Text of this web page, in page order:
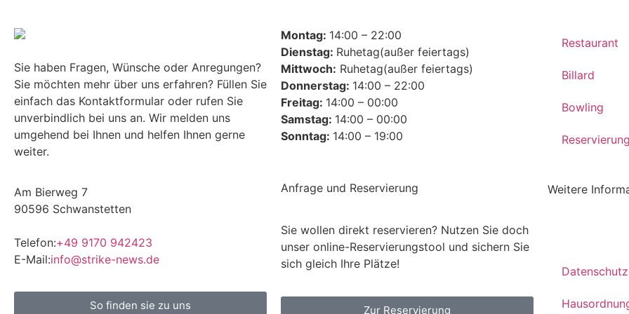
Sie haben Fragen, Wünsche oder Anregungen?
Sie möchten mehr über uns erfahren? Füllen Sie
einfach das Kontaktformular oder rufen Sie
unverbindlich bei uns an. Wir melden uns
umgehend bei Ihnen und helfen Ihnen gerne
weiter.
Am Bierweg 7
90596 Schwanstetten
Telefon:+49 9170 942423
E-Mail:info@strike-news.de
So finden sie zu uns
Montag: 14:00 – 22:00
Dienstag: Ruhetag(außer feiertags)
Mittwoch: Ruhetag(außer feiertags)
Donnerstag: 14:00 – 22:00
Freitag: 14:00 – 00:00
Samstag: 14:00 – 00:00
Sonntag: 14:00 – 19:00
Anfrage und Reservierung
Sie wollen direkt reservieren? Nutzen Sie doch
unser online-Reservierungstool und sichern Sie
sich gleich Ihre Plätze!
Zur Reservierung
Restaurant
Billard
Bowling
Reservierung
Weitere
Datenschutz